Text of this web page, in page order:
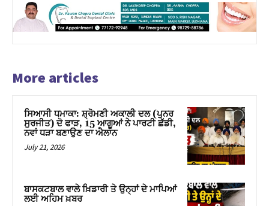
More articles
ਸਿਆਸੀ ਧਮਾਕਾ: ਸ਼੍ਰੋਮਣੀ ਅਕਾਲੀ ਦਲ (ਪੁਨਰ
ਸੁਰਜੀਤ) ਦੋ ਫਾੜ, 15 ਆਗੂਆਂ ਨੇ ਪਾਰਟੀ ਛੱਡੀ,
ਨਵਾਂ ਧੜਾ ਬਣਾਉਣ ਦਾ ਐਲਾਨ
July 21, 2026
ਬਾਸਕਟਬਾਲ ਵਾਲੇ ਖ਼ਿਡਾਰੀ ਤੇ ਉਨ੍ਹਾਂ ਦੇ ਮਾਪਿਆਂ
ਲਈ ਅਹਿਮ ਖ਼ਬਰ